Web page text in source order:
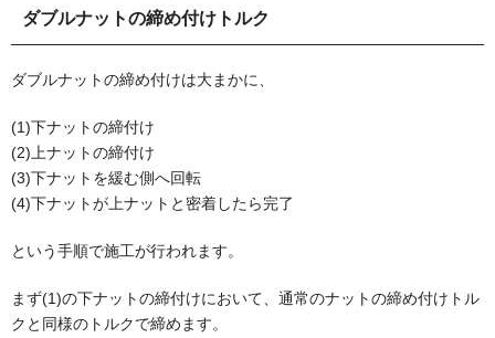
ダブルナットの締め付けトルク
ダブルナットの締め付けは大まかに、
(1)下ナットの締付け
(2)上ナットの締付け
(3)下ナットを緩む側へ回転
(4)下ナットが上ナットと密着したら完了
という手順で施工が行われます。
まず(1)の下ナットの締付けにおいて、通常のナットの締め付けトル
クと同様のトルクで締めます。